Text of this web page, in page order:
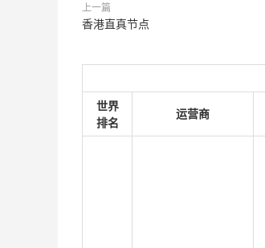
上一篇
香港直真节点
世界
排名
运营商